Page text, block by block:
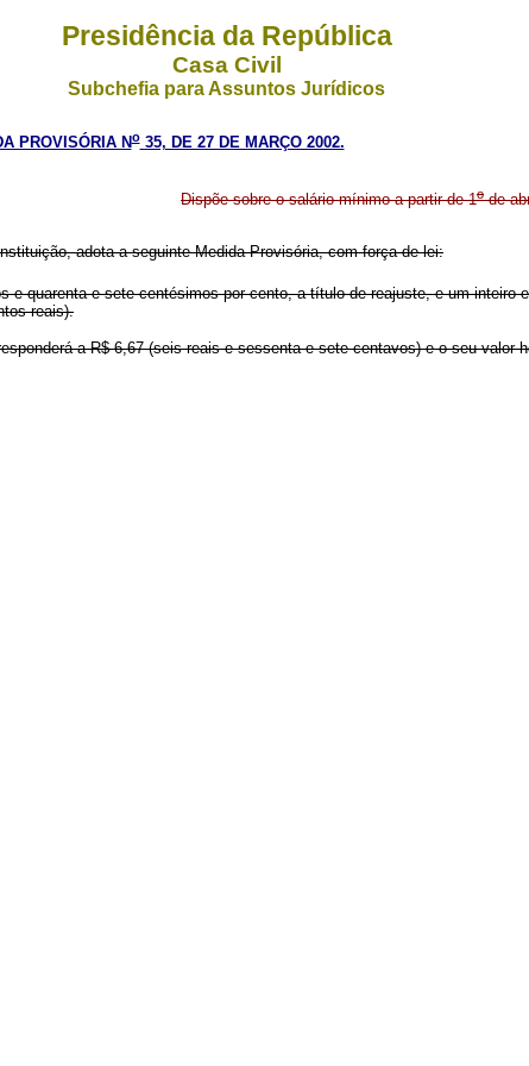
Presidência da República
Casa Civil
Subchefia para Assuntos Jurídicos
PROVISÓRIA No35, DE 27 DE MARÇO 2002.
Dispõe sobre o salário mínimo a partir de 1ode
adota a seguinte Medida Provisória, com força de lei:
quarenta e sete centésimos por cento, a título de reajuste, e um inteiro
reais).
a R$ 6,67 (seis reais e sessenta e sete centavos) e o seu valor